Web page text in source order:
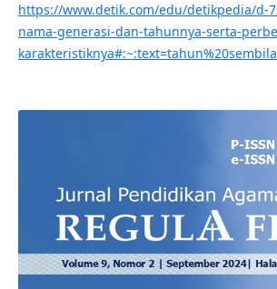
https://www.detik.com/edu/detikpedia/d-
nama-generasi-dan-tahunnya-serta-